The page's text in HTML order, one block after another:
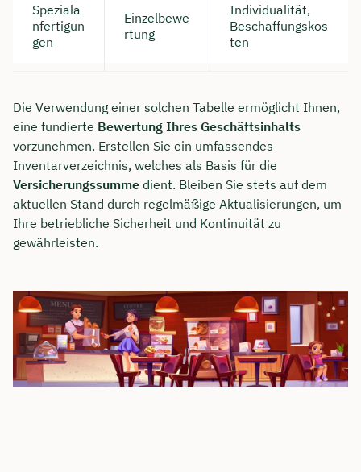
Speziala
nfertigun
gen
Einzelbewe
rtung
Individualität,
Beschaffungskos
ten
Die Verwendung einer solchen Tabelle ermöglicht Ihnen,
eine fundierte Bewertung Ihres Geschäftsinhalts
vorzunehmen. Erstellen Sie ein umfassendes
Inventarverzeichnis, welches als Basis für die
Versicherungssumme dient. Bleiben Sie stets auf dem
aktuellen Stand durch regelmäßige Aktualisierungen, um
Ihre betriebliche Sicherheit und Kontinuität zu
gewährleisten.